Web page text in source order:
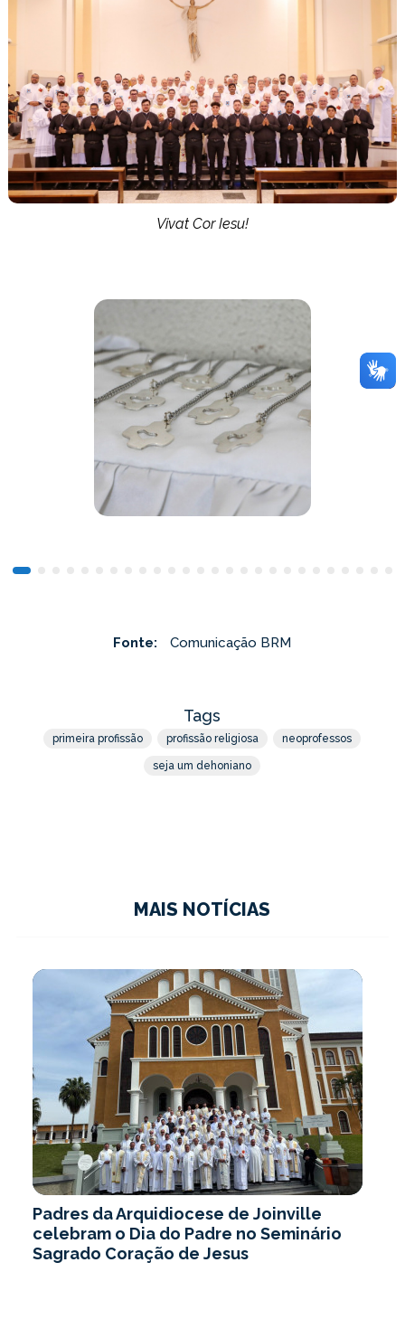
Vivat Cor Iesu!
Fonte: Comunicação BRM
Tags
primeira profissão profissão religiosa neoprofessos
seja um dehoniano
MAIS NOTÍCIAS
Padres da Arquidiocese de Joinville
celebram o Dia do Padre no Seminário
Sagrado Coração de Jesus